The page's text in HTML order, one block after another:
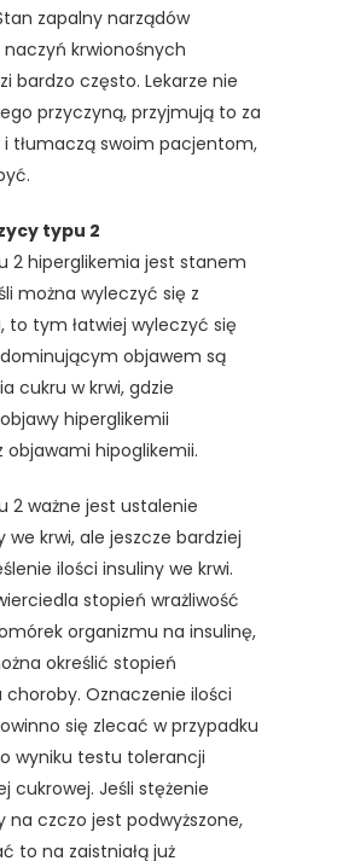
zapalny narządów
krwionośnych
bardzo często. Lekarze nie
przyczyną, przyjmują to za
tłumaczą swoim pacjentom,
typu 2
2 hiperglikemia jest stanem
można wyleczyć się z
to tym łatwiej wyleczyć się
objawem są
cukru w krwi, gdzie
hiperglikemii
objawami hipoglikemii.
2 ważne jest ustalenie
we krwi, ale jeszcze bardziej
ilości insuliny we krwi.
stopień wrażliwość
organizmu na insulinę,
określić stopień
choroby. Oznaczenie ilości
się zlecać w przypadku
wyniku testu tolerancji
cukrowej. Jeśli stężenie
na czczo jest podwyższone,
to na zaistniałą już